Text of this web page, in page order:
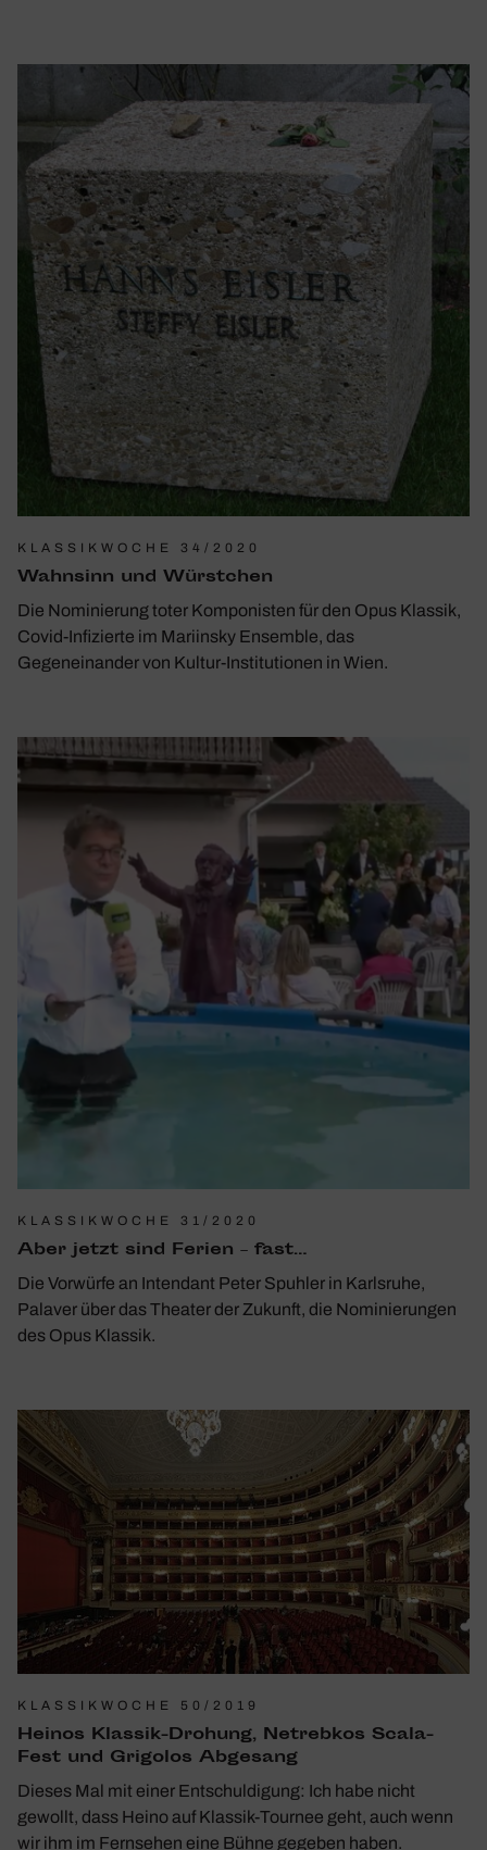
KLASSIKWOCHE 34/2020
Wahn­sinn und Würst­chen
Die Nominierung toter Komponisten für den Opus Klassik,
Covid-Infizierte im Mariinsky Ensemble, das
Gegeneinander von Kultur-Institutionen in Wien.
KLASSIKWOCHE 31/2020
Aber jetzt sind Ferien – fast…
Die Vorwürfe an Intendant Peter Spuhler in Karlsruhe,
Palaver über das Theater der Zukunft, die Nominierungen
des Opus Klassik.
KLASSIKWOCHE 50/2019
Heinos Klassik-Drohung, Netrebkos Scala-
Fest und Grigolos Abge­sang
Dieses Mal mit einer Entschul­di­gung: Ich habe nicht
gewollt, dass Heino auf Klassik-Tournee geht, auch wenn
wir ihm im Fern­sehen eine Bühne gegeben haben.